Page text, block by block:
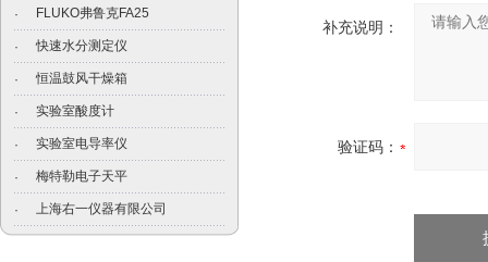
· FLUKO弗鲁克FA25
· 快速水分测定仪
· 恒温鼓风干燥箱
· 实验室酸度计
· 实验室电导率仪
· 梅特勒电子天平
· 上海右一仪器有限公司
补充说明：
验证码：